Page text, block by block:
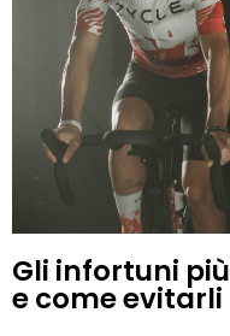
Gli infortuni
e come evitarli